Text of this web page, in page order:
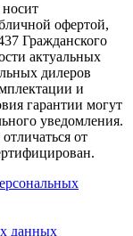
офертой,
Гражданского
актуальных
дилеров
и
гарантии могут
уведомления.
от
данных